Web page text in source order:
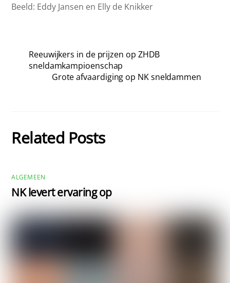
Beeld: Eddy Jansen en Elly de Knikker
Reeuwijkers in de prijzen op ZHDB
sneldamkampioenschap
Grote afvaardiging op NK sneldammen
Related Posts
ALGEMEEN
NK levert ervaring op